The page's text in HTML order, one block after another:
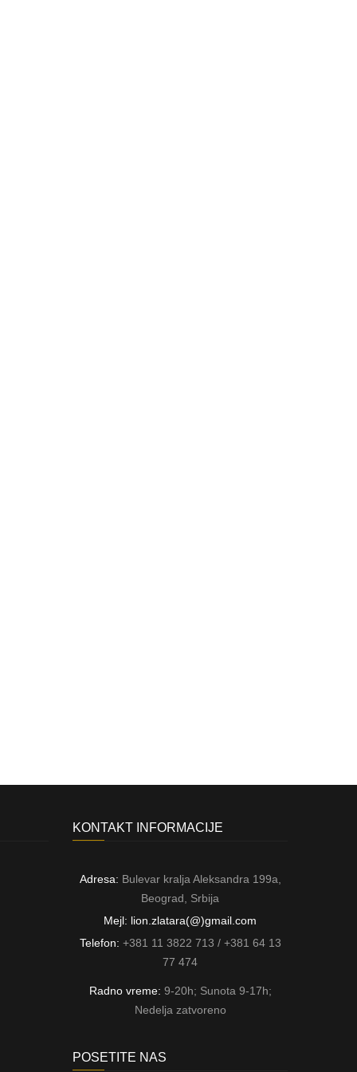
KONTAKT INFORMACIJE
Adresa: Bulevar kralja Aleksandra 199a,
Beograd, Srbija
Mejl: lion.zlatara(@)gmail.com
Telefon: +381 11 3822 713 / +381 64 13
77 474
Radno vreme: 9-20h; Sunota 9-17h;
Nedelja zatvoreno
POSETITE NAS